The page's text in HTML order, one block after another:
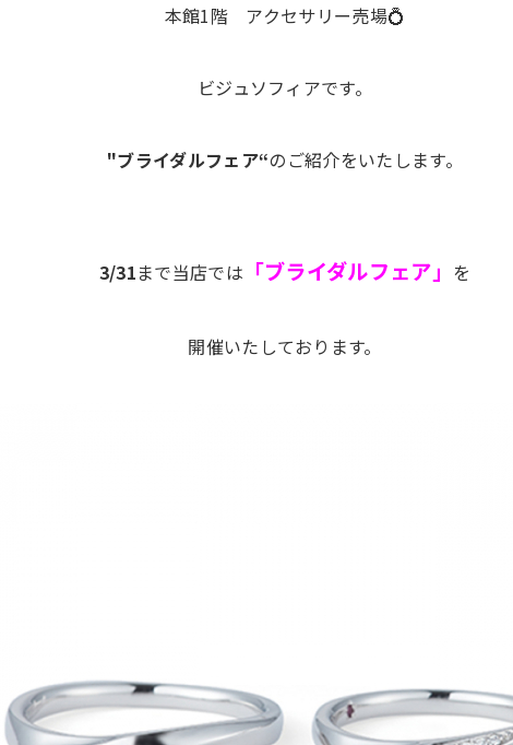
本館1階 アクセサリー売場💍
ビジュソフィアです。
"ブライダルフェア“のご紹介をいたします。
3/31まで当店では 「ブライダルフェア」 を
開催いたしております。